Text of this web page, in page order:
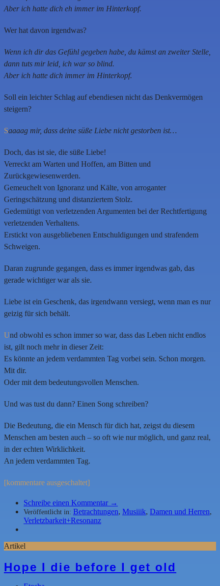
Aber ich hatte dich eh immer im Hinterkopf.
Wer hat davon irgendwas?
Wenn ich dir das Gefühl gegeben habe, du kämst an zweiter Stelle,
dann tuts mir leid, ich war so blind.
Aber ich hatte dich immer im Hinterkopf.
Soll ein leichter Schlag auf ebendiesen nicht das Denkvermögen
steigern?
Saaaag mir, dass deine süße Liebe nicht gestorben ist…
Doch, das ist sie, die süße Liebe!
Verreckt am Warten und Hoffen, am Bitten und
Zurückgewiesenwerden.
Gemeuchelt von Ignoranz und Kälte, von arroganter
Geringschätzung und distanziertem Stolz.
Gedemütigt von verletzenden Argumenten bei der Rechtfertigung
verletzenden Verhaltens.
Erstickt von ausgebliebenen Entschuldigungen und strafendem
Schweigen.
Daran zugrunde gegangen, dass es immer irgendwas gab, das
gerade wichtiger war als sie.
Liebe ist ein Geschenk, das irgendwann versiegt, wenn man es nur
geizig für sich behält.
Und obwohl es schon immer so war, dass das Leben nicht endlos
ist, gilt noch mehr in dieser Zeit:
Es könnte an jedem verdammten Tag vorbei sein. Schon morgen.
Mit dir.
Oder mit dem bedeutungsvollen Menschen.
Und was tust du dann? Einen Song schreiben?
Die Bedeutung, die ein Mensch für dich hat, zeigst du diesem
Menschen am besten auch – so oft wie nur möglich, und ganz real,
in der echten Wirklichkeit.
An jedem verdammten Tag.
[kommentare ausgeschaltet]
Schreibe einen Kommentar →
Veröffentlicht in: Betrachtungen, Musiiik, Damen und Herren,
Verletzbarkeit+Resonanz
Artikel
Hope I die before I get old